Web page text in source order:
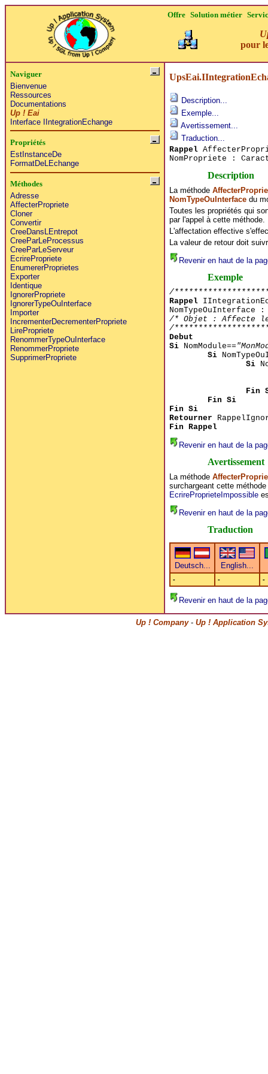
Offre Solution métier
pour
Naviguer
Bienvenue
Ressources
Documentations
Up ! Eai
Interface IIntegrationEchange
Propriétés
EstInstanceDe
FormatDeLEchange
Méthodes
Adresse
AffecterPropriete
Cloner
Convertir
CreeDansLEntrepot
CreeParLeProcessus
CreeParLeServeur
EcrirePropriete
EnumererProprietes
Exporter
Identique
IgnorerPropriete
IgnorerTypeOuInterface
Importer
IncrementerDecrementerPropriete
LirePropriete
RenommerTypeOuInterface
RenommerPropriete
SupprimerPropriete
Description...
Exemple...
Avertissement...
Traduction...
Rappel
NomPropriete :
Description
La méthode
NomTypeOuInterfacedu
Toutes les propriétés qui
par l'appel à cette méthode.
L'affectation effective
La valeur de retour doit
Revenir en haut de la
Exemple
/
Rappel
/* Objet : Affecte
/
Debut
SiNomModule==
Si
Si
Fin
Fin Si
Fin Si
Retourner
Fin Rappel
Revenir en haut de la
Avertissement
La méthode
surchargeant cette
EcrireProprieteImpossible
Revenir en haut de la
Traduction
- - -
Revenir en haut de la
Up ! Company- Up ! Application